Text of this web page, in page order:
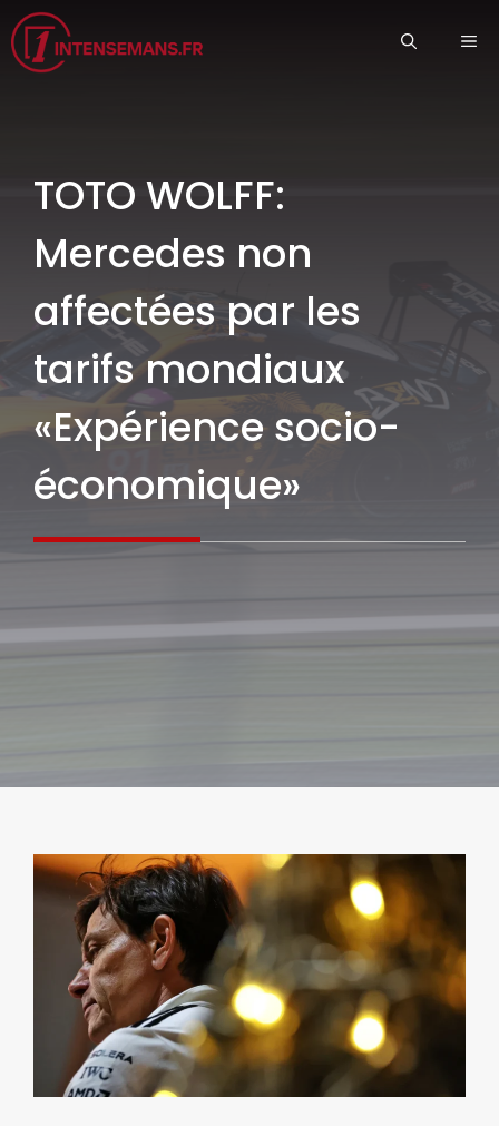
Aller
au
contenu
TOTO WOLFF:
Mercedes non
affectées par les
tarifs mondiaux
«Expérience socio-
économique»